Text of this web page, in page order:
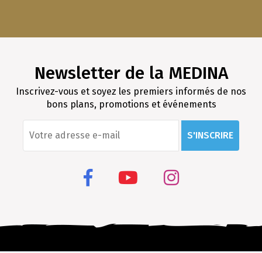
Newsletter de la MEDINA
Inscrivez-vous et soyez les premiers informés de nos
bons plans, promotions et événements
S'INSCRIRE